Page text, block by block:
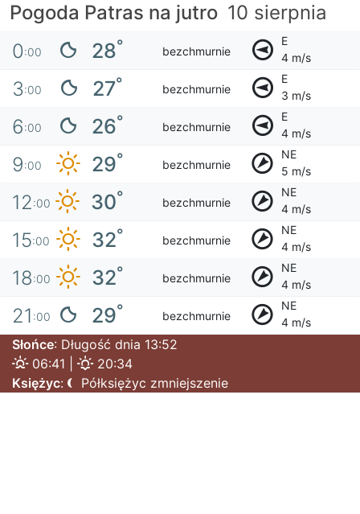
Pogoda Patras na jutro 10 sierpnia
0:00 28° bezchmurnie
E
4 m/s
3:00 27° bezchmurnie
E
3 m/s
6:00 26° bezchmurnie
E
4 m/s
9:00 29° bezchmurnie
NE
5 m/s
12:00 30° bezchmurnie
NE
4 m/s
15:00 32° bezchmurnie
NE
4 m/s
18:00 32° bezchmurnie
NE
4 m/s
21 :00 29° bezchmurnie
NE
4 m/s
Słońce: Długość dnia 13:52
06:41 |
20:34
Księżyc: Półksiężyc zmniejszenie